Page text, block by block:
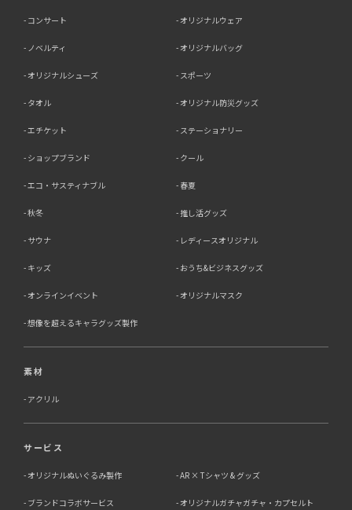
コンサート オリジナルウェア
ノベルティ オリジナルバッグ
オリジナルシューズ スポーツ
タオル オリジナル防災グッズ
エチケット ステーショナリー
ショップブランド クール
エコ・サスティナブル 春夏
秋冬 推し活グッズ
サウナ レディースオリジナル
キッズ おうち&ビジネスグッズ
オンラインイベント オリジナルマスク
想像を超えるキャラグッズ製作
素材
アクリル
サービス
オリジナルぬいぐるみ製作 AR × Tシャツ & グッズ
ブランドコラボサービス
オリジナルガチャガチャ・カプセルト